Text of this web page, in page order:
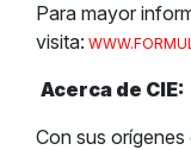
Para mayor
visita:
Acerca de CIE:
Con sus